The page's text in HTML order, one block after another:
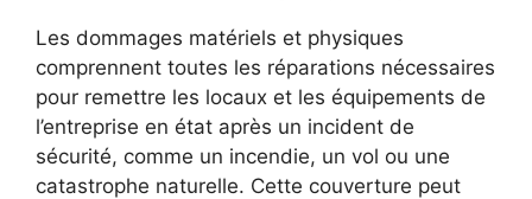
Les dommages matériels et physiques
comprennent toutes les réparations nécessaires
pour remettre les locaux et les équipements de
l’entreprise en état après un incident de
sécurité, comme un incendie, un vol ou une
catastrophe naturelle. Cette couverture peut